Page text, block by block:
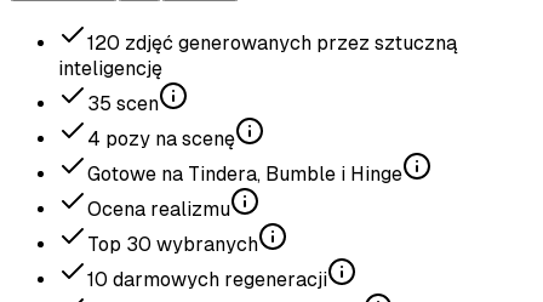
120 zdjęć generowanych przez sztuczną
inteligencję
35 scen
4 pozy na scenę
Gotowe na Tindera, Bumble i Hinge
Ocena realizmu
Top 30 wybranych
10 darmowych regeneracji